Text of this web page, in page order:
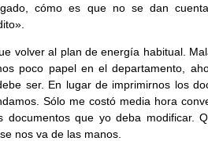
cómo es que no se dan
volver al plan de energía habitual.
poco papel en el departamento,
ser. En lugar de imprimirnos los
Sólo me costó media hora
documentos que yo deba modificar.
nos va de las manos.